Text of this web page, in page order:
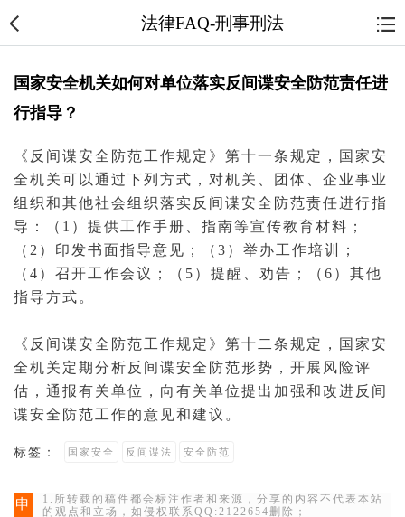
法律FAQ-刑事刑法
国家安全机关如何对单位落实反间谍安全防范责任进
行指导？
《反 间谍安全防范工作规定》第十一条规定， 国家安
全机关可以通过下列方式，对机关、团体、企业事业
组织和其他社会组织落实反间谍安全防范责任进行指
导：（1）提供工作手册、指南等宣传教育材料；
（2）印发书面指导意见；（3）举办工作培训；
（4）召开工作会议；（5）提醒、劝告；（6）其他
指导方式。
《反间谍安全防范工作规定》第十二条规定，国家安
全机关定期分析反间谍安全防范形势，开展风险评
估，通报有关单位，向有关单位提出加强和改进反间
谍安全防范工作的意见和建议。
标签： 国家安全 反间谍法 安全防范
申
1.所转载的稿件都会标注作者和来源，分享的内容不代表本站
的观点和立场，如侵权联系QQ:2122654删除；